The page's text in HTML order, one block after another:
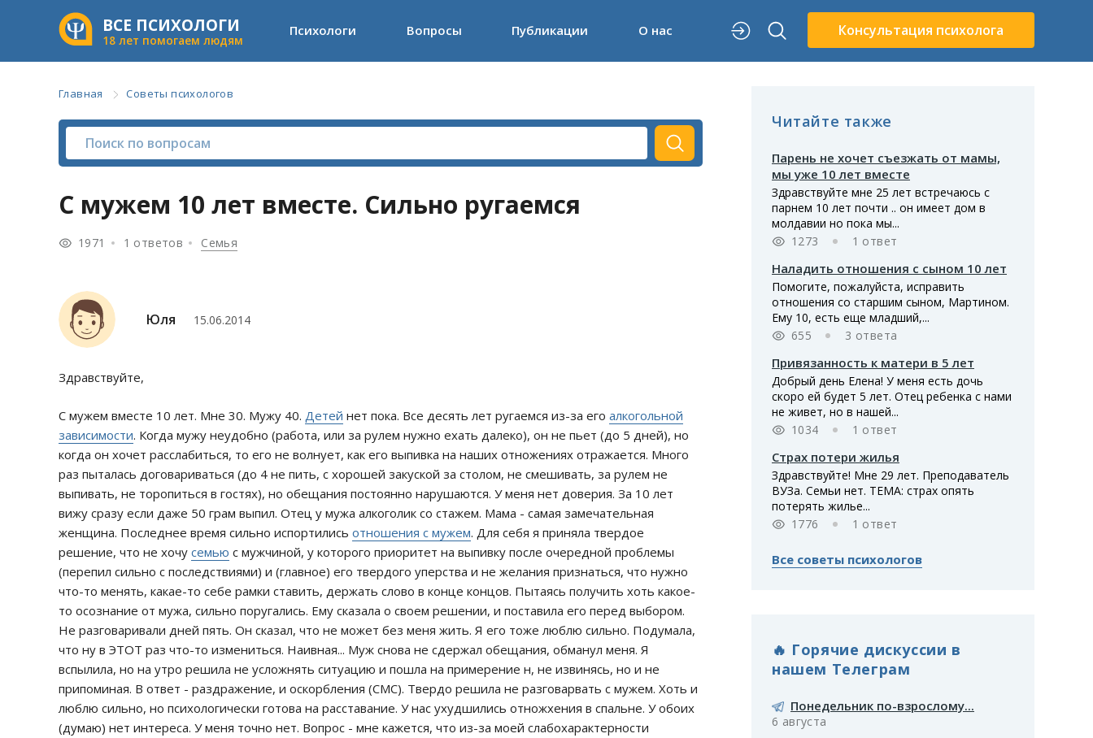
ВСЕ ПСИХОЛОГИ
18 лет помогаем людям
Психологи Вопросы Публикации О нас Консультация психолога
Главная Советы психологов
С мужем 10 лет вместе. Сильно ругаемся
1971 1 ответов Семья
Юля 15.06.2014
Здравствуйте,
С мужем вместе 10 лет. Мне 30. Мужу 40. Детей нет пока. Все десять лет ругаемся из-за его алкогольной
зависимости. Когда мужу неудобно (работа, или за рулем нужно ехать далеко), он не пьет (до 5 дней), но
когда он хочет расслабиться, то его не волнует, как его выпивка на наших отножениях отражается. Много
раз пыталась договариваться (до 4 не пить, с хорошей закуской за столом, не смешивать, за рулем не
выпивать, не торопиться в гостях), но обещания постоянно нарушаются. У меня нет доверия. За 10 лет
вижу сразу если даже 50 грам выпил. Отец у мужа алкоголик со стажем. Мама - самая замечательная
женщина. Последнее время сильно испортились отношения с мужем. Для себя я приняла твердое
решение, что не хочу семью с мужчиной, у которого приоритет на выпивку после очередной проблемы
(перепил сильно с последствиями) и (главное) его твердого уперства и не желания признаться, что нужно
что-то менять, какае-то себе рамки ставить, держать слово в конце концов. Пытаясь получить хоть какое-
то осознание от мужа, сильно поругались. Ему сказала о своем решении, и поставила его перед выбором.
Не разговаривали дней пять. Он сказал, что не может без меня жить. Я его тоже люблю сильно. Подумала,
что ну в ЭТОТ раз что-то измениться. Наивная... Муж снова не сдержал обещания, обманул меня. Я
вспылила, но на утро решила не усложнять ситуацию и пошла на примерение н, не извинясь, но и не
припоминая. В ответ - раздражение, и оскорбления (СМС). Твердо решила не разговарвать с мужем. Хоть и
люблю сильно, но психологически готова на расставание. У нас ухудшились отножхения в спальне. У обоих
(думаю) нет интереса. У меня точно нет. Вопрос - мне кажется, что из-за моей слабохарактерности
Читайте также
Парень не хочет съезжать от мамы,
мы уже 10 лет вместе
Здравствуйте мне 25 лет встречаюсь с
парнем 10 лет почти .. он имеет дом в
молдавии но пока мы...
1273
1 ответ
Наладить отношения с сыном 10 лет
Помогите, пожалуйста, исправить
отношения со старшим сыном, Мартином.
Ему 10, есть еще младший,...
655
3 ответа
Привязанность к матери в 5 лет
Добрый день Елена! У меня есть дочь
скоро ей будет 5 лет. Отец ребенка с нами
не живет, но в нашей...
1034
1 ответ
Страх потери жилья
Здравствуйте! Мне 29 лет. Преподаватель
ВУЗа. Семьи нет. ТЕМА: страх опять
потерять жилье...
1776
1 ответ
Все советы психологов
🔥 Горячие дискуссии в
нашем Телеграм
Понедельник по-взрослому...
6 августа